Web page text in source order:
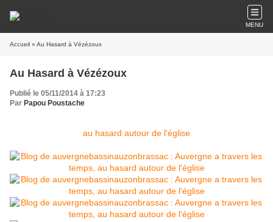
MENU
Accueil » Au Hasard à Vézézoux
Au Hasard à Vézézoux
Publié le 05/11/2014 à 17:23
Par Papou Poustache
au hasard autour de l'église